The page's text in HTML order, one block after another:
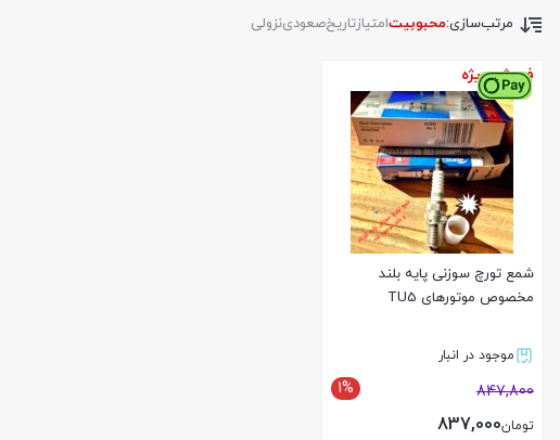
مرتب‌سازی:محبوبیتامتیازتاریخصعودینزولی
فروش ویژه
شمع تورچ سوزنی پایه بلند
مخصوص موتورهای TU5
موجود در انبار
1% 847,800
تومان837,000